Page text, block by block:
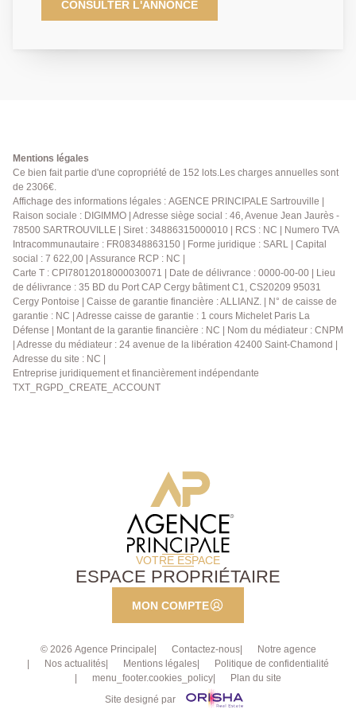
situé dans une résidence agréable et bien entretenue.
Il se compose d'une entrée accueillante, d'un séjour
compléter ce bien. Proche des commerces, écoles et
transports, cet appartement offre un cadre de vie
confortable et pratique pour toute la famille. Situé à 3
minutes à pieds de 4 lignes de bus (9, 272, 25, 26)
qui mettent environ 16 minutes pour rejoindre la gare
RER Sartrouville ligne A ou encore la gare
d'Argenteuil ou le T2 de Bezons. Les charges incluent
le chauffage, l'eau froide, l'eau chaude, le fond de
travaux, l'entretien des espaces verts, le ménage des
espaces communs, les charges de syndic sur la cave
et la place de parking. Une visite s'impose !
Contactez-nous dès maintenant au 01.39.13.12.21
pour obtenir plus d'informations ou organiser une
visite.
CONSULTER L'ANNONCE
Mentions légales
Ce bien fait partie d'une copropriété de 152 lots.Les charges annuelles sont
de 2306€.
Affichage des informations légales : AGENCE PRINCIPALE Sartrouville |
Raison sociale : DIGIMMO | Adresse siège social : 46, Avenue Jean Jaurès -
78500 SARTROUVILLE | Siret : 34886315000010 | RCS : NC | Numero TVA
Intracommunautaire : FR08348863150 | Forme juridique : SARL | Capital
social : 7 622,00 | Assurance RCP : NC |
Carte T : CPI78012018000030071 | Date de délivrance : 0000-00-00 | Lieu
de délivrance : 35 BD du Port CAP Cergy bâtiment C1, CS20209 95031
Cergy Pontoise | Caisse de garantie financière : ALLIANZ. | N° de caisse de
garantie : NC | Adresse caisse de garantie : 1 cours Michelet Paris La
Défense | Montant de la garantie financière : NC | Nom du médiateur : CNPM
| Adresse du médiateur : 24 avenue de la libération 42400 Saint-Chamond |
Adresse du site : NC |
Entreprise juridiquement et financièrement indépendante
TXT_RGPD_CREATE_ACCOUNT
VOTRE ESPACE
ESPACE PROPRIÉTAIRE
MON COMPTE
© 2026 Agence Principale Contactez-nous
Notre agence
Nos actualités
Mentions légales
Politique de confidentialité
menu_footer.cookies_policy
Plan du site
Site designé par